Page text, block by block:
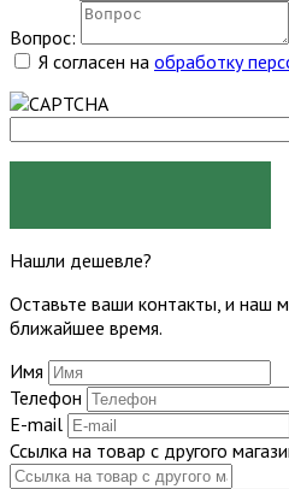
Вопрос:
Я согласен на обработку
Нашли дешевле?
Оставьте ваши контакты, и наш
ближайшее время.
Имя
Телефон
E-mail
Ссылка на товар с другого